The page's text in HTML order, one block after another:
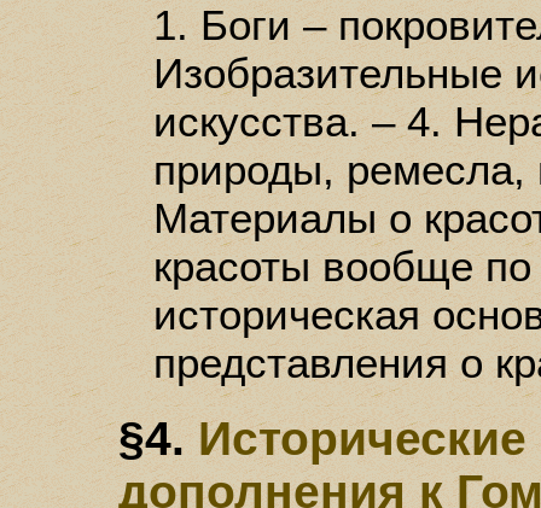
1. Боги –
Изобразительные
искусства. – 4.
природы, ремесла,
Материалы о
красоты вообще
историческая
представления о
§4.
дополнения к